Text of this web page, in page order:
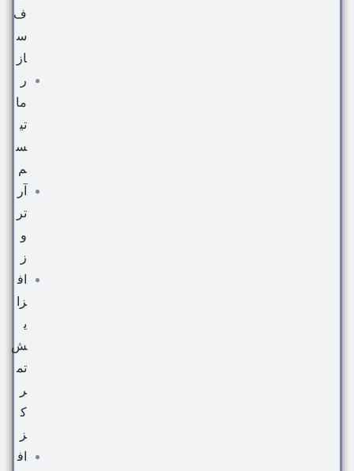
ف
س
از
ر
ما
تی
س
م
آر
تر
و
ز
اف
زا
ی
ش
تم
ر
ک
ز
اف